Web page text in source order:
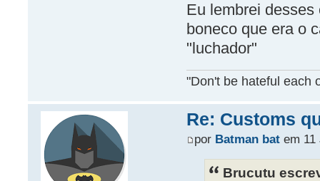
Eu lembrei
boneco que era o
"luchador"
"Don't be hateful each
Re: Customs
por Batman batem 11
Brucutu